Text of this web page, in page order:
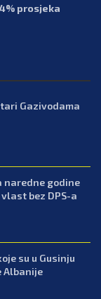
prosjeka
Gazivodama
naredne godine
bez DPS-a
su u Gusinju
Albanije